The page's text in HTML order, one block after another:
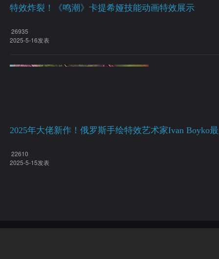
特效炸裂！《鸣潮》卡提希娅技能动画特效展示
26935
2025-5-16发表
2025年大佬新作！俄罗斯手绘特效艺术家Ivan Boyko
22610
2025-5-15发表